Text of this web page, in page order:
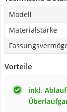
Modell
Materialstärke
Vorteile
inkl.